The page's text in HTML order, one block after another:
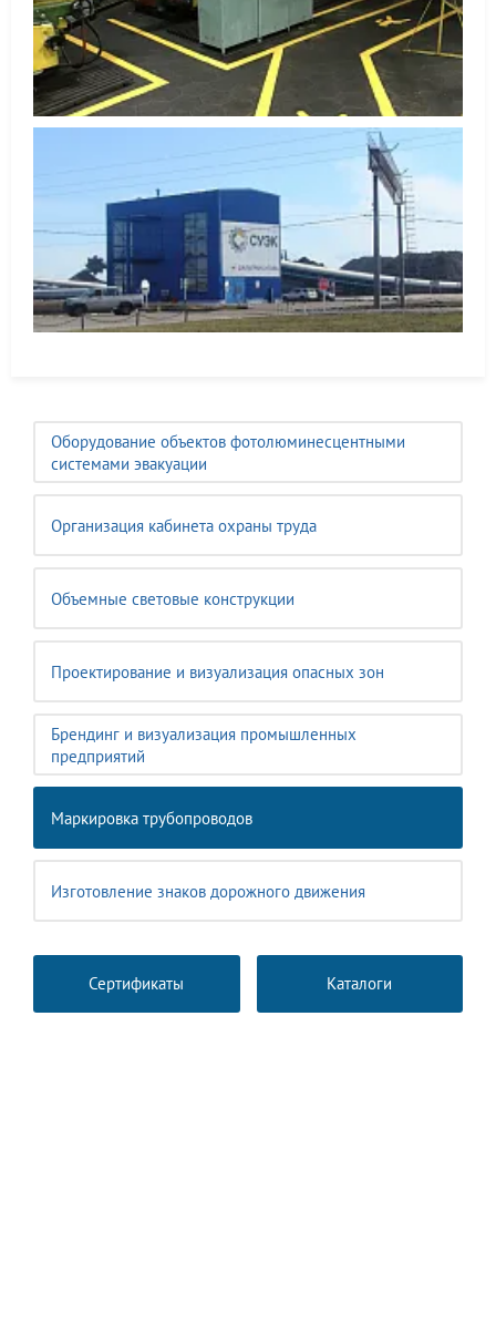
Оборудование объектов фотолюминесцентными
системами эвакуации
Организация кабинета охраны труда
Объемные световые конструкции
Проектирование и визуализация опасных зон
Брендинг и визуализация промышленных
предприятий
Маркировка трубопроводов
Изготовление знаков дорожного движения
Сертификаты Каталоги